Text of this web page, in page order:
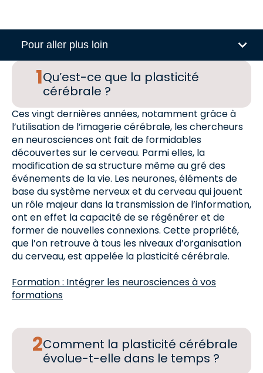
Qu’est-ce que la plasticité
cérébrale ?
Ces vingt dernières années, notamment grâce à
l’utilisation de l’imagerie cérébrale, les chercheurs
en neurosciences ont fait de formidables
découvertes sur le cerveau. Parmi elles, la
modification de sa structure même au gré des
événements de la vie. Les neurones, éléments de
base du système nerveux et du cerveau qui jouent
un rôle majeur dans la transmission de l’information,
ont en effet la capacité de se régénérer et de
former de nouvelles connexions. Cette propriété,
que l’on retrouve à tous les niveaux d’organisation
du cerveau, est appelée la plasticité cérébrale.
Formation : Intégrer les neurosciences à vos
formations
Comment la plasticité cérébrale
évolue-t-elle dans le temps ?
Pour aller plus loin